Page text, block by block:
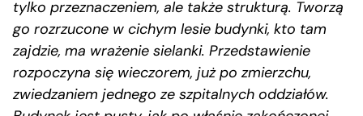
tylko przeznaczeniem, ale także strukturą. Tworzą
go rozrzucone w cichym lesie budynki, kto tam
zajdzie, ma wrażenie sielanki. Przedstawienie
rozpoczyna się wieczorem, już po zmierzchu,
zwiedzaniem jednego ze szpitalnych oddziałów.